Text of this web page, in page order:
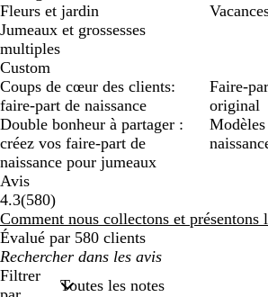
Fleurs et jardin
Jumeaux et grossesses
multiples
Custom
Coups de cœur des clients:
faire-part de naissance
Double bonheur à partager :
créez vos faire-part de
naissance pour jumeaux
Faire-
original
Avis
4.3(580580
avis
)
Comment nous collectons et présentons
Évalué par 580 clients
Mes
recherches
Filtrer